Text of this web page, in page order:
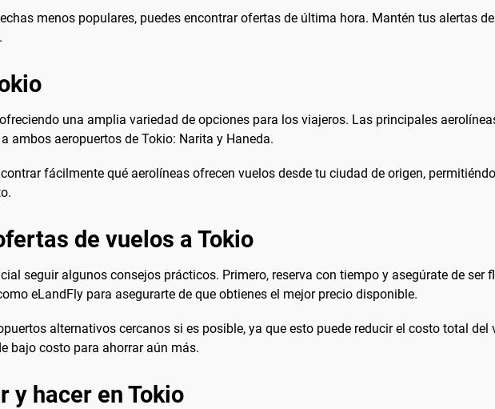
menos populares, puedes encontrar ofertas de última hora. Mantén tus alertas
una amplia variedad de opciones para los viajeros. Las principales
ambos aeropuertos de Tokio: Narita y Haneda.
fácilmente qué aerolíneas ofrecen vuelos desde tu ciudad de origen,
de vuelos a Tokio
seguir algunos consejos prácticos. Primero, reserva con tiempo y asegúrate de ser
eLandFly para asegurarte de que obtienes el mejor precio disponible.
alternativos cercanos si es posible, ya que esto puede reducir el costo total del
bajo costo para ahorrar aún más.
y hacer en Tokio